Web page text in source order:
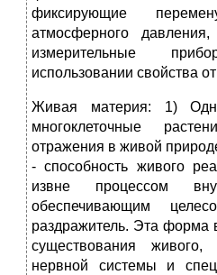
фиксирующие
атмосферного
измерительные
использовании свойства
Живая материя: 1)
многоклеточные
отражения в живой
- способность живого
извне процессом
обеспечивающим
раздражитель. Эта форма
существования
нервной системы и